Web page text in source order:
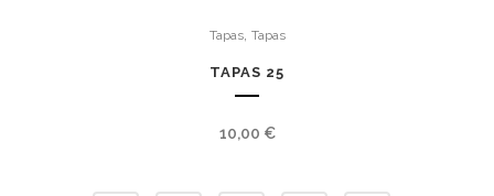
Tapas, Tapas
TAPAS 25
10,00 €